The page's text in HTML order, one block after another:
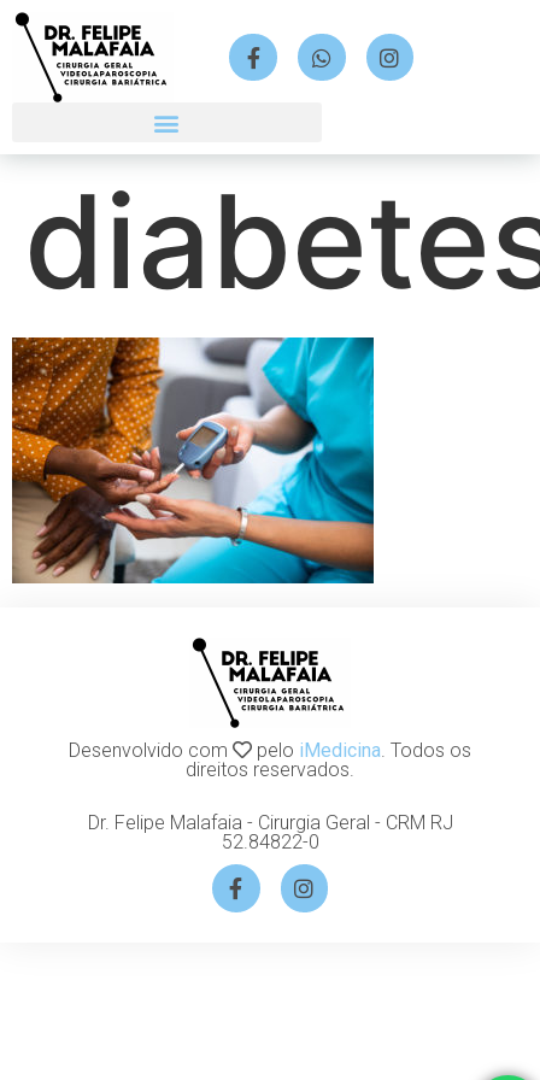
Desenvolvido com pelo iMedicina. Todos os
direitos reservados.
Dr. Felipe Malafaia - Cirurgia Geral - CRM RJ
52.84822-0